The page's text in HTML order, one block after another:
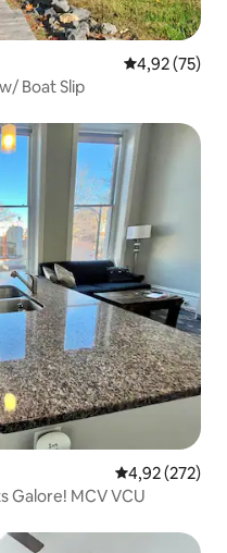
Gemiddelde
4,92 (75)
Boat Slip
Gemiddelde
4,92 (272)
Galore! MCV VCU